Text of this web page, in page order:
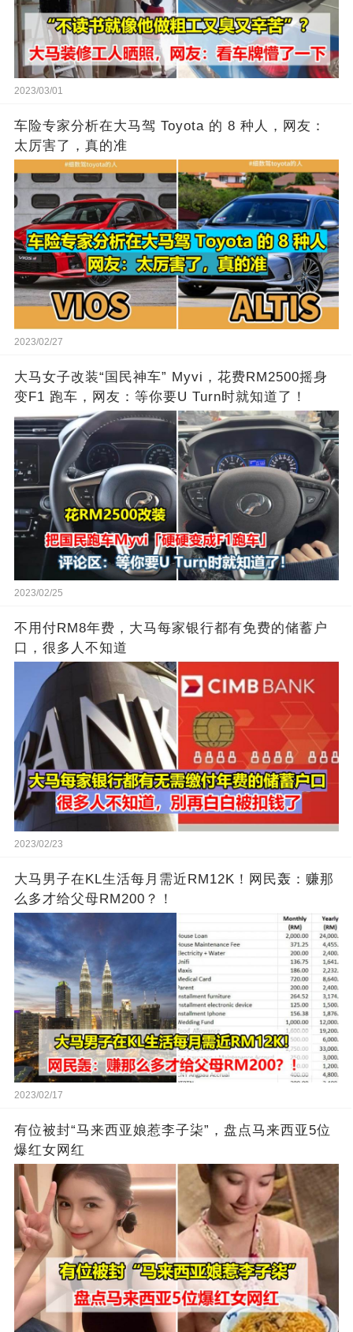
2023/03/01
车险专家分析在大马驾 Toyota 的 8 种人，网友：
太厉害了，真的准
2023/02/27
大马女子改装“国民神车” Myvi，花费RM2500摇身
变F1 跑车，网友：等你要U Turn时就知道了！
2023/02/25
不用付RM8年费，大马每家银行都有免费的储蓄户
口，很多人不知道
2023/02/23
大马男子在KL生活每月需近RM12K！网民轰：赚那
么多才给父母RM200？！
2023/02/17
有位被封“马来西亚娘惹李子柒”，盘点马来西亚5位
爆红女网红